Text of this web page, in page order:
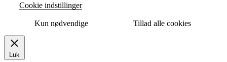
Cookie indstillinger
Kun nødvendige Tillad alle cookies
Luk